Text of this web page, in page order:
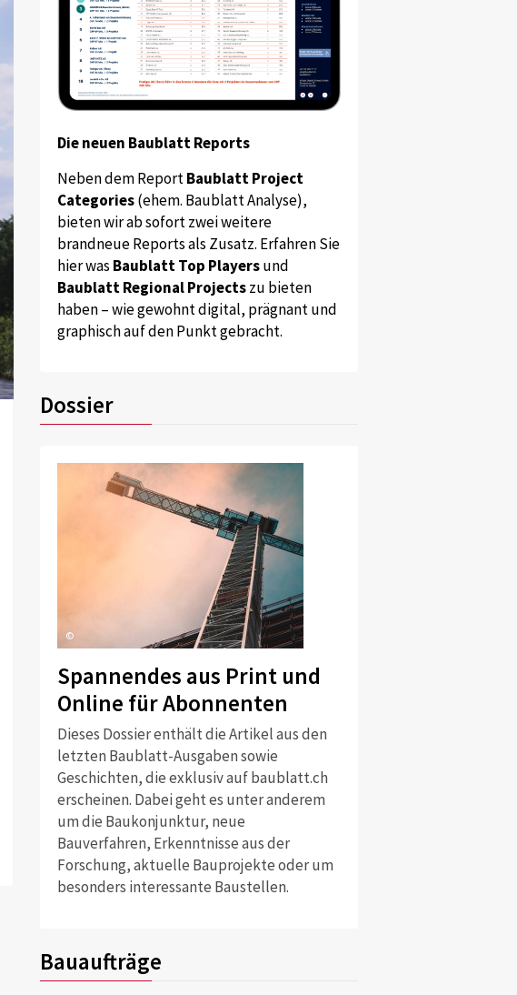
Quelle: Julien Lanoo, Vitra
Die neuen Baublatt Reports
Neben dem ReportBaublatt Project
Categories(ehem. Baublatt Analyse),
bieten wir ab sofort zwei weitere
brandneue Reports als Zusatz. Erfahren Sie
hier was Baublatt Top Playersund
Baublatt Regional Projectszu bieten
haben – wie gewohnt digital, prägnant und
graphisch auf den Punkt gebracht.
Dossier
©
Spannendes aus Print und
Online für Abonnenten
Dieses Dossier enthält die Artikel aus den
letzten Baublatt-Ausgaben sowie
Geschichten, die exklusiv auf baublatt.ch
erscheinen. Dabei geht es unter anderem
um die Baukonjunktur, neue
Bauverfahren, Erkenntnisse aus der
Forschung, aktuelle Bauprojekte oder um
besonders interessante Baustellen.
Bauaufträge